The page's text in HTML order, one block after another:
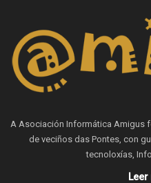
A Asociación Informática Amigus
de veciños das Pontes, con
tecnoloxías,